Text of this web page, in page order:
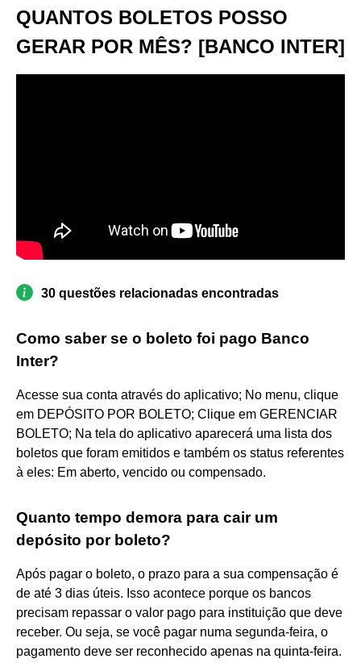
QUANTOS BOLETOS POSSO
GERAR POR MÊS? [BANCO INTER]
30 questões relacionadas encontradas
Como saber se o boleto foi pago Banco
Inter?
Acesse sua conta através do aplicativo; No menu, clique
em DEPÓSITO POR BOLETO; Clique em GERENCIAR
BOLETO; Na tela do aplicativo aparecerá uma lista dos
boletos que foram emitidos e também os status referentes
à eles: Em aberto, vencido ou compensado.
Quanto tempo demora para cair um
depósito por boleto?
Após pagar o boleto, o prazo para a sua compensação é
de até 3 dias úteis. Isso acontece porque os bancos
precisam repassar o valor pago para instituição que deve
receber. Ou seja, se você pagar numa segunda-feira, o
pagamento deve ser reconhecido apenas na quinta-feira.